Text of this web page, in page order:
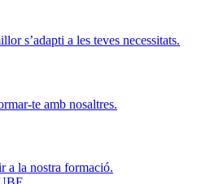
s’adapti a les teves necessitats.
te amb nosaltres.
a la nostra formació.